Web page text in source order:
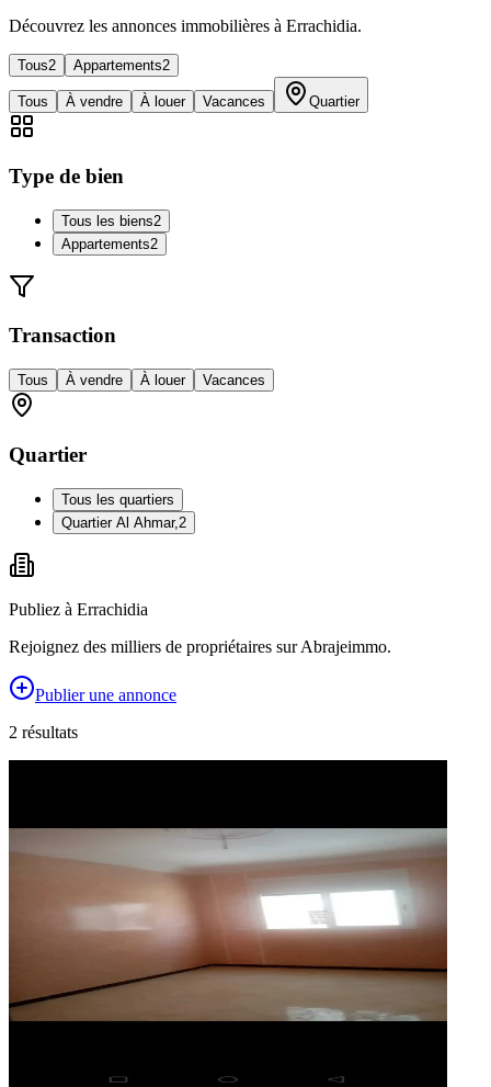
Découvrez les annonces immobilières à Errachidia.
Tous2 Appartements2
Tous À vendre À louer Vacances Quartier
Type de bien
Tous les biens2
Appartements2
Transaction
Tous À vendre À louer Vacances
Quartier
Tous les quartiers
Quartier Al Ahmar, 2
Publiez à Errachidia
Rejoignez des milliers de propriétaires sur Abrajeimmo.
Publier une annonce
2 résultats